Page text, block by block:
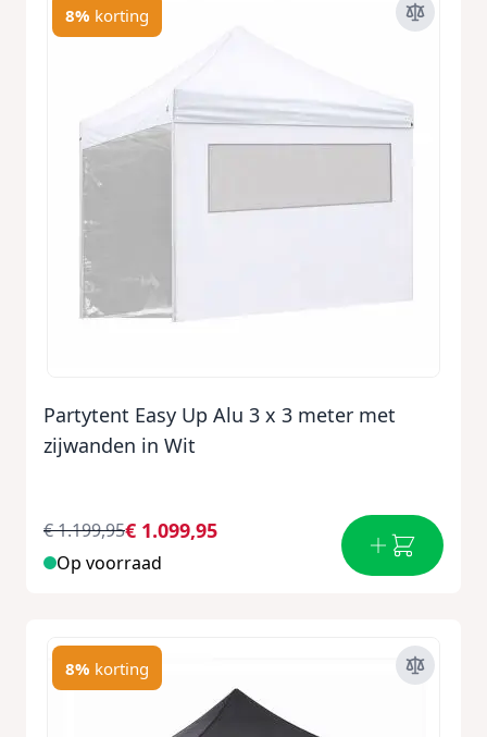
8% korting
Partytent Easy Up Alu 3 x 3 meter met
zijwanden in Wit
€ 1.099,95
€ 1.199,95
Op voorraad
8% korting